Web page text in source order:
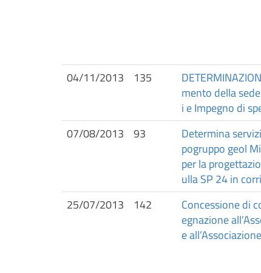
04/11/2013
135
mento della
i e Impegno di
07/08/2013
93
Determina
pogruppo geol
per la
ulla SP 24 in
25/07/2013 142
Concessione di
egnazione
e